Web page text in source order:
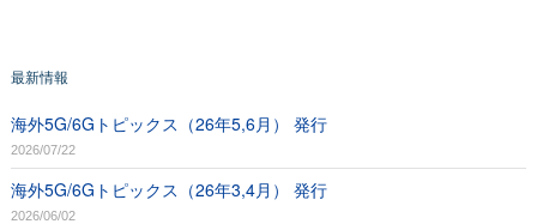
最新情報
海外5G/6Gトピックス（26年5,6月） 発行
2026/07/22
海外5G/6Gトピックス（26年3,4月） 発行
2026/06/02